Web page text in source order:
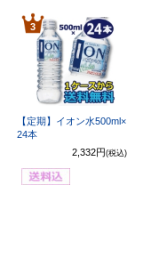
3
【定期】イオン水500ml×
24本
2,332円(税込)